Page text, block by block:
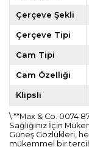
Çerçeve Şekli
Çerçeve Tipi
Cam Tipi
Cam Özelliği
Klipsli
\ **Max & Co. 0074
Sağlığınız İçin
Güneş Gözlükleri,
mükemmel bir